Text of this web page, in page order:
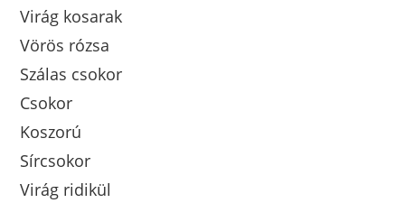
Virág kosarak
Vörös rózsa
Szálas csokor
Csokor
Koszorú
Sírcsokor
Virág ridikül